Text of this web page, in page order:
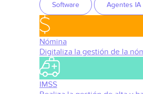
Software Agentes IA
Nómina
Digitaliza la gestión de la
IMSS